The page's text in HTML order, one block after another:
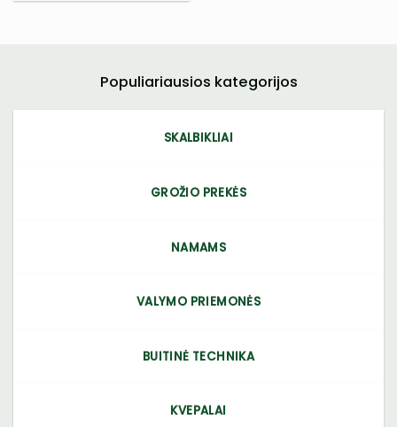
Populiariausios kategorijos
SKALBIKLIAI
GROŽIO PREKĖS
NAMAMS
VALYMO PRIEMONĖS
BUITINĖ TECHNIKA
KVEPALAI